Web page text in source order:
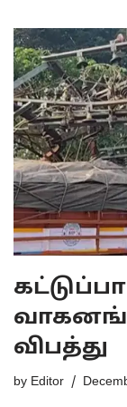
விபத்து
by Editor